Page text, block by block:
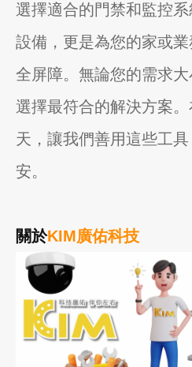
選擇適合的門禁和監控
設備，更是為您的家或
全屏障。無論您的需求大
選擇最符合的解決方案
天，讓我們善用這些工
安。
關於KIM廣佑科技